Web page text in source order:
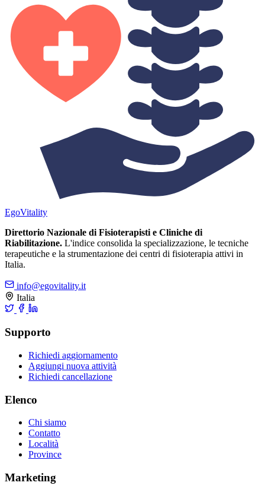
EgoVitality
Direttorio Nazionale di Fisioterapisti e Cliniche di
Riabilitazione. L'indice consolida la specializzazione, le tecniche
terapeutiche e la strumentazione dei centri di fisioterapia attivi in
Italia.
info@egovitality.it
Italia
Supporto
Richiedi aggiornamento
Aggiungi nuova attività
Richiedi cancellazione
Elenco
Chi siamo
Contatto
Località
Province
Marketing